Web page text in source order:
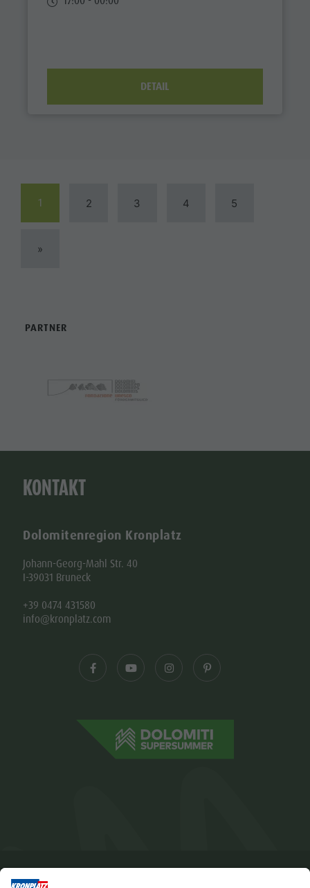
DETAIL
1 2 3 4 5
»
PARTNER
KONTAKT
Dolomitenregion Kronplatz
Johann-Georg-Mahl Str. 40
I-39031 Bruneck
+39 0474 431580
info@kronplatz.com